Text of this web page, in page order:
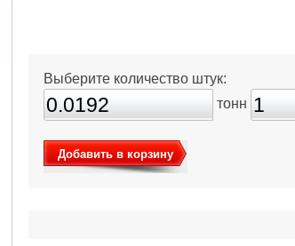
Выберите количество штук:
тонн
Добавить в корзину